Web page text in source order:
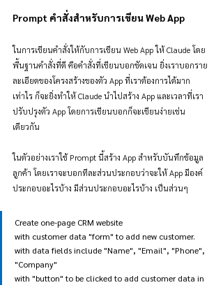
Prompt คำสั่งสำหรับการเขียน Web App
ในการเขียนคำสั่งให้กับการเขียน Web App ให้ Claude โดย
พื้นฐานคำสั่งที่ดี คือคำสั่งที่เขียนบอกชัดเจน ยิ่งเราบอกราย
ละเอียดของโครงสร้างของตัว App ที่เราต้องการได้มาก
เท่าไร ก็จะยิ่งทำให้ Claude นำไปสร้าง App และเวลาที่เรา
ปรับปรุงตัว App โดยการเขียนบอกก็จะเขียนง่ายเช่น
เดียวกัน
ในตัวอย่างเราใช้ Prompt นี้สร้าง App สำหรับบันทึกข้อมูล
ลูกค้า โดยเราจะบอกทีละส่วนประกอบว่าจะให้ App มีองค์
ประกอบอะไรบ้าง มีส่วนประกอบอะไรบ้าง เป็นส่วนๆ
Create one-page CRM website
with customer data "form" to add new customer.
with data fields include "Name", "Email", "Phone",
"Company"
with "button" to be clicked to add customer data in